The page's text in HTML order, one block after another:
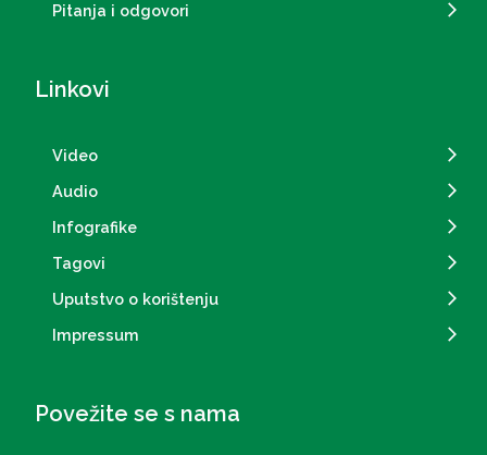
Pitanja i odgovori
Linkovi
Video
Audio
Infografike
Tagovi
Uputstvo o korištenju
Impressum
Povežite se s nama